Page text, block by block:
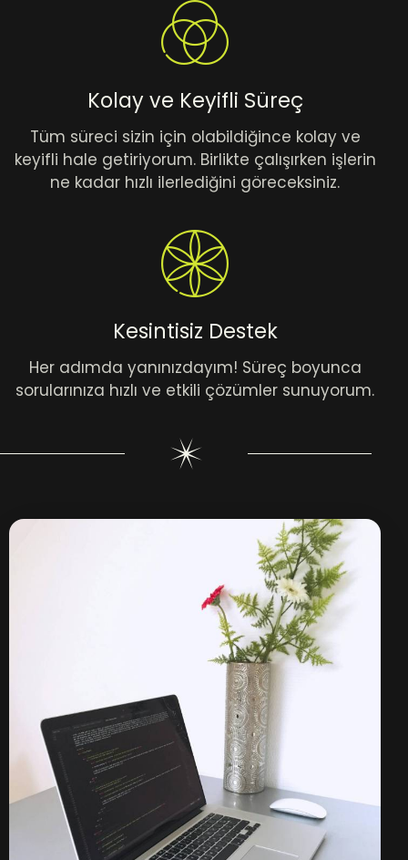
Kolay ve Keyifli Süreç
Tüm süreci sizin için olabildiğince kolay ve
keyifli hale getiriyorum. Birlikte çalışırken işlerin
ne kadar hızlı ilerlediğini göreceksiniz.
Kesintisiz Destek
Her adımda yanınızdayım! Süreç boyunca
sorularınıza hızlı ve etkili çözümler sunuyorum.